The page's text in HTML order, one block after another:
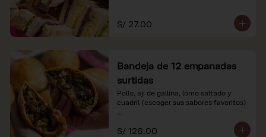
referenciales.
S/ 27.00
Bandeja de 12 empanadas
surtidas
Pollo, ají de gallina, lomo saltado y
cuadril (escoger sus sabores favoritos)
*Nuestros precios están expresados en
soles e incluyen impuestos de ley y
S/ 126.00